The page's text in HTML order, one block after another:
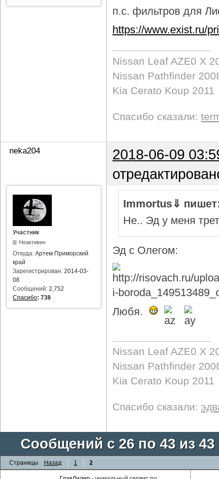
п.с. фильтров для
https://www.exist.ru/
Nissan Leaf AZE0 X
Nissan Pathfinder
Kia Cerato Koup 2011
Спасибо сказали:
neka204
2018-06-09
Участник
Неактивен
Откуда: Артем Приморский
край
Зарегистрирован: 2014-03-
08
Сообщений: 2,752
Спасибо: 738
Immortus⇓
Не.. Эд у меня
Эд с Олегом:
Любя.
Nissan Leaf AZE0 X
Nissan Pathfinder
Kia Cerato Koup 2011
Спасибо сказали:
Сообщений с 26 по 43 из 43
Страницы Назад 1 2